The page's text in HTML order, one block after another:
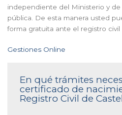
independiente del Ministerio y
pública. De esta manera usted
forma gratuita ante el registro
Gestiones Online
En qué trámites
certificado de
Registro Civil de